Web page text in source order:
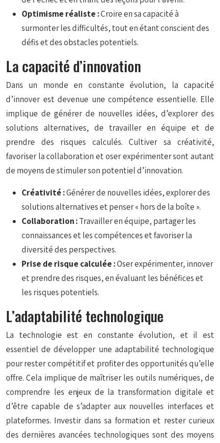
Optimisme réaliste :Croire en sa capacité à
surmonter les difficultés, tout en étant conscient des
défis et des obstacles potentiels.
La capacité d’innovation
Dans un monde en constante évolution, la capacité
d’innover est devenue une compétence essentielle. Elle
implique de générer de nouvelles idées, d’explorer des
solutions alternatives, de travailler en équipe et de
prendre des risques calculés. Cultiver sa créativité,
favoriser la collaboration et oser expérimenter sont autant
de moyens de stimuler son potentiel d’innovation.
Créativité :Générer de nouvelles idées, explorer des
solutions alternatives et penser « hors de la boîte ».
Collaboration :Travailler en équipe, partager les
connaissances et les compétences et favoriser la
diversité des perspectives.
Prise de risque calculée :Oser expérimenter, innover
et prendre des risques, en évaluant les bénéfices et
les risques potentiels.
L’adaptabilité technologique
La technologie est en constante évolution, et il est
essentiel de développer une adaptabilité technologique
pour rester compétitif et profiter des opportunités qu’elle
offre. Cela implique de maîtriser les outils numériques, de
comprendre les enjeux de la transformation digitale et
d’être capable de s’adapter aux nouvelles interfaces et
plateformes. Investir dans sa formation et rester curieux
des dernières avancées technologiques sont des moyens